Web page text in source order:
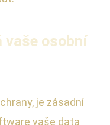
osobní
je zásadní
vaše data